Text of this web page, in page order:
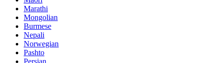
Marathi
Mongolian
Burmese
Nepali
Norwegian
Pashto
Persian